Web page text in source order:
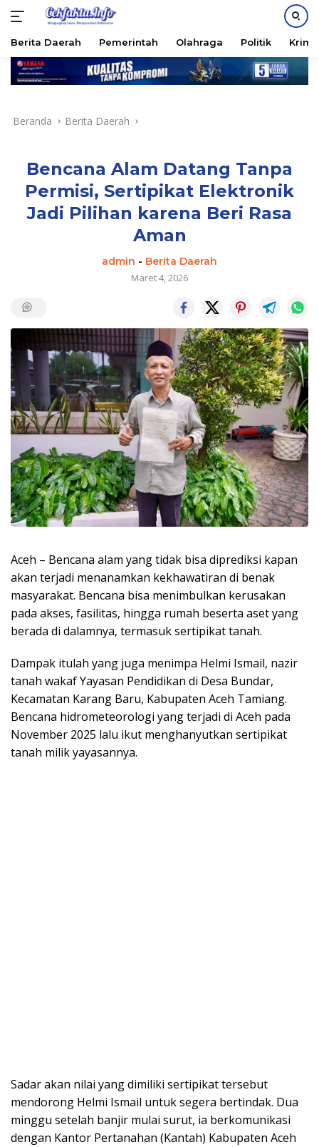
Langsung
Berita Daerah Pemerintah Olahraga Politik
Beranda Berita Daerah
Bencana Alam Datang Tanpa
Permisi, Sertipikat Elektronik
Jadi Pilihan karena Beri Rasa
Aman
admin - Berita Daerah
Maret 4, 2026
Aceh – Bencana alam yang tidak bisa diprediksi kapan
akan terjadi menanamkan kekhawatiran di benak
masyarakat. Bencana bisa menimbulkan kerusakan
pada akses, fasilitas, hingga rumah beserta aset yang
berada di dalamnya, termasuk sertipikat tanah.
Dampak itulah yang juga menimpa Helmi Ismail, nazir
tanah wakaf Yayasan Pendidikan di Desa Bundar,
Kecamatan Karang Baru, Kabupaten Aceh Tamiang.
Bencana hidrometeorologi yang terjadi di Aceh pada
November 2025 lalu ikut menghanyutkan sertipikat
tanah milik yayasannya.
Sadar akan nilai yang dimiliki sertipikat tersebut
mendorong Helmi Ismail untuk segera bertindak. Dua
minggu setelah banjir mulai surut, ia berkomunikasi
dengan Kantor Pertanahan (Kantah) Kabupaten Aceh